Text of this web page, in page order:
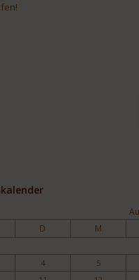
D M
4 5